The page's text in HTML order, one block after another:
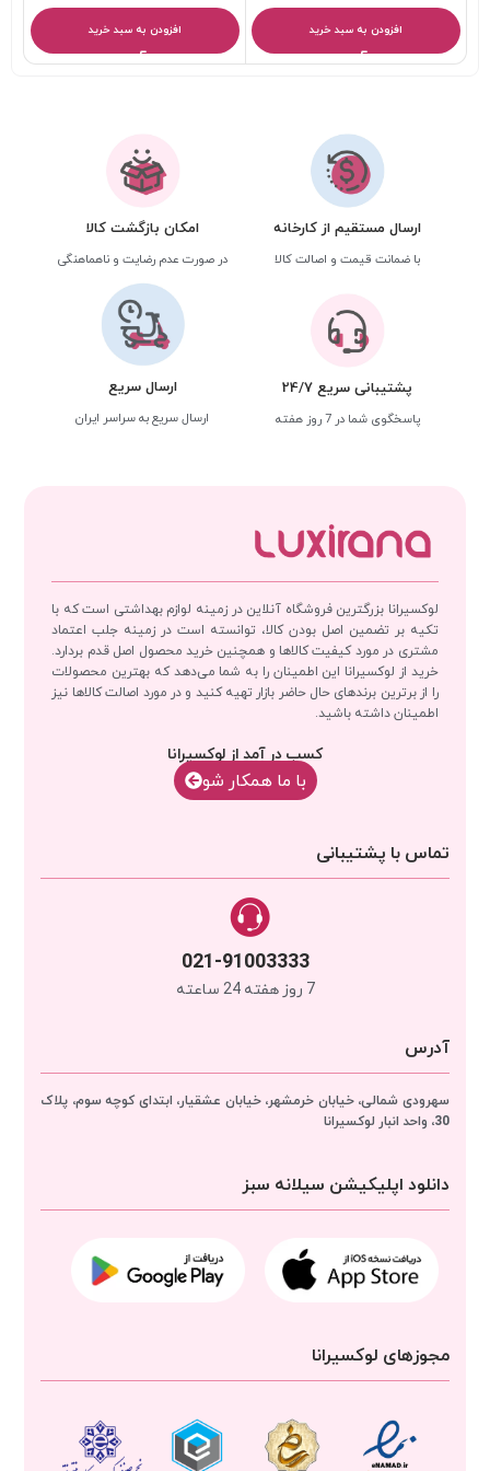
افزودن به سبد خرید افزودن به سبد خرید
ارسال مستقیم از کارخانه
با ضمانت قیمت و اصالت کالا
امکان بازگشت کالا
در صورت عدم رضایت و ناهماهنگی
پشتیبانی سریع 24/7
پاسخگوی شما در 7 روز هفته
ارسال سریع
ارسال سریع به سراسر ایران
لوکسیرانا بزرگترین فروشگاه آنلاین در زمینه لوازم بهداشتی است که با
تکیه بر تضمین اصل بودن کالا، توانسته است در زمینه جلب اعتماد
مشتری در مورد کیفیت کالاها و همچنین خرید محصول اصل قدم بردارد.
خرید از لوکسیرانا این اطمینان را به شما می‌دهد که بهترین محصولات
را از برترین برندهای حال حاضر بازار تهیه کنید و در مورد اصالت کالاها نیز
اطمینان داشته باشید.
کسب در آمد از لوکسیرانا
با‌‌ ما همکار شو
تماس با پشتیبانی
021-91003333
7 روز هفته 24 ساعته
آدرس
سهرودی شمالی، خیابان خرمشهر، خیابان عشقیار، ابتدای کوچه سوم، پلاک
30، واحد انبار
لوکسیرانا
دانلود اپلیکیشن سیلانه سبز
مجوزهای لوکسیرانا